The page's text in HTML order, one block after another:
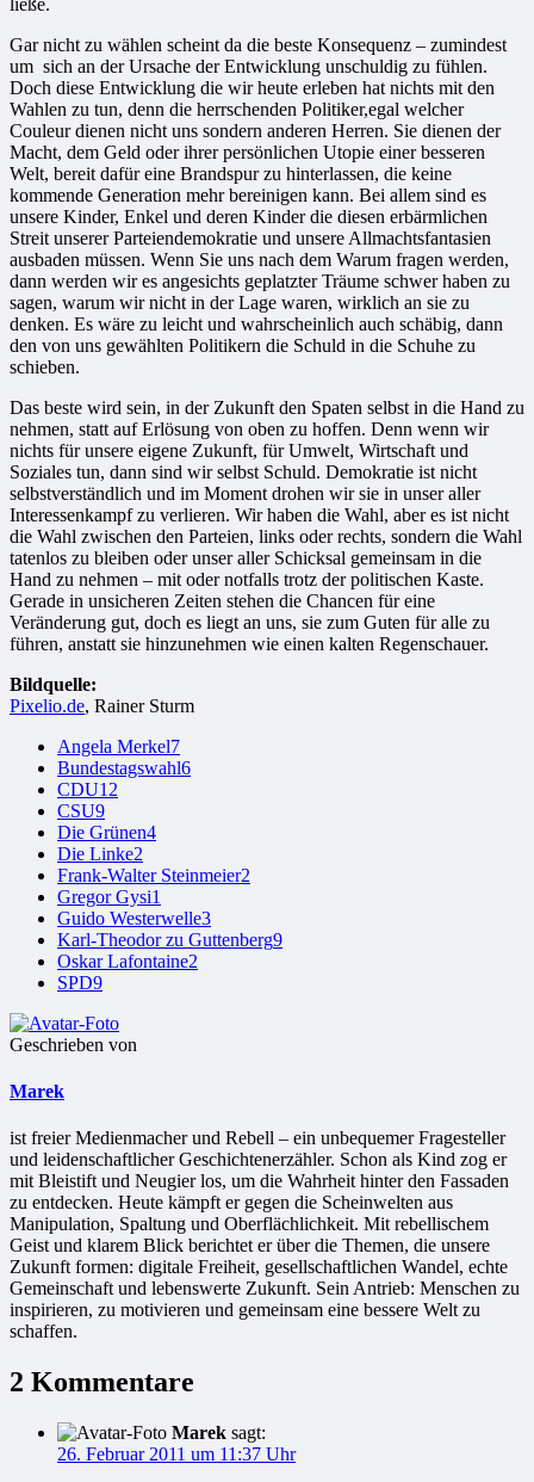
Gar nicht zu wählen scheint da die beste Konsequenz – zumindest
um sich an der Ursache der Entwicklung unschuldig zu fühlen.
Doch diese Entwicklung die wir heute erleben hat nichts mit den
Wahlen zu tun, denn die herrschenden Politiker,egal welcher
Couleur dienen nicht uns sondern anderen Herren. Sie dienen der
Macht, dem Geld oder ihrer persönlichen Utopie einer besseren
Welt, bereit dafür eine Brandspur zu hinterlassen, die keine
kommende Generation mehr bereinigen kann. Bei allem sind es
unsere Kinder, Enkel und deren Kinder die diesen erbärmlichen
Streit unserer Parteiendemokratie und unsere Allmachtsfantasien
ausbaden müssen. Wenn Sie uns nach dem Warum fragen werden,
dann werden wir es angesichts geplatzter Träume schwer haben zu
sagen, warum wir nicht in der Lage waren, wirklich an sie zu
denken. Es wäre zu leicht und wahrscheinlich auch schäbig, dann
den von uns gewählten Politikern die Schuld in die Schuhe zu
schieben.
Das beste wird sein, in der Zukunft den Spaten selbst in die Hand zu
nehmen, statt auf Erlösung von oben zu hoffen. Denn wenn wir
nichts für unsere eigene Zukunft, für Umwelt, Wirtschaft und
Soziales tun, dann sind wir selbst Schuld. Demokratie ist nicht
selbstverständlich und im Moment drohen wir sie in unser aller
Interessenkampf zu verlieren. Wir haben die Wahl, aber es ist nicht
die Wahl zwischen den Parteien, links oder rechts, sondern die Wahl
tatenlos zu bleiben oder unser aller Schicksal gemeinsam in die
Hand zu nehmen – mit oder notfalls trotz der politischen Kaste.
Gerade in unsicheren Zeiten stehen die Chancen für eine
Veränderung gut, doch es liegt an uns, sie zum Guten für alle zu
führen, anstatt sie hinzunehmen wie einen kalten Regenschauer.
Bildquelle:
Pixelio.de, Rainer Sturm
Angela Merkel7
Bundestagswahl6
CDU12
CSU9
Die Grünen4
Die Linke2
Frank-Walter Steinmeier2
Gregor Gysi1
Guido Westerwelle3
Karl-Theodor zu Guttenberg9
Oskar Lafontaine2
SPD9
Geschrieben von
Marek
ist freier Medienmacher und Rebell – ein unbequemer Fragesteller
und leidenschaftlicher Geschichtenerzähler. Schon als Kind zog er
mit Bleistift und Neugier los, um die Wahrheit hinter den Fassaden
zu entdecken. Heute kämpft er gegen die Scheinwelten aus
Manipulation, Spaltung und Oberflächlichkeit. Mit rebellischem
Geist und klarem Blick berichtet er über die Themen, die unsere
Zukunft formen: digitale Freiheit, gesellschaftlichen Wandel, echte
Gemeinschaft und lebenswerte Zukunft. Sein Antrieb: Menschen zu
inspirieren, zu motivieren und gemeinsam eine bessere Welt zu
schaffen.
2 Kommentare
Marek sagt:
26. Februar 2011 um 11:37 Uhr